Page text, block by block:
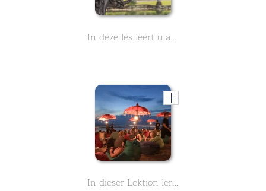
In deze les leert u algemene informatie over Bali. Het Indonesische eiland is de perfecte vakantiebestemming. Droomstranden en historische tempels wachten op u
In dieser Lektion lernen Sie allgemeine Informationen über Bali. Die indonesische Insel ist das perfekte Urlaubsziel. Traumstrände und historische Tempel warten auf Sie